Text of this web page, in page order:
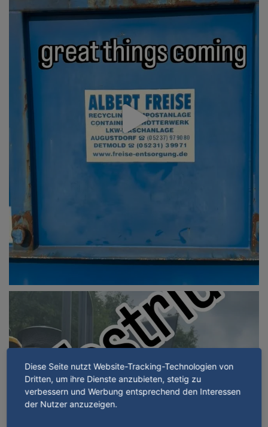
Diese Seite nutzt Website-Tracking-Technologien von
Dritten, um ihre Dienste anzubieten, stetig zu
verbessern und Werbung entsprechend den Interessen
der Nutzer anzuzeigen.